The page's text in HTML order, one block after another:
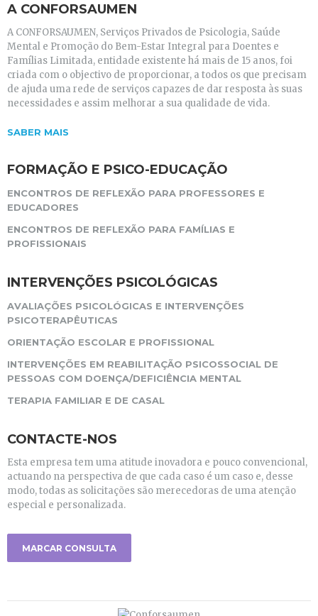
A CONFORSAUMEN
A CONFORSAUMEN, Serviços Privados de Psicologia, Saúde
Mental e Promoção do Bem-Estar Integral para Doentes e
Famílias Limitada, entidade existente há mais de 15 anos, foi
criada com o objectivo de proporcionar, a todos os que precisam
de ajuda uma rede de serviços capazes de dar resposta às suas
necessidades e assim melhorar a sua qualidade de vida.
SABER MAIS
FORMAÇÃO E PSICO-EDUCAÇÃO
ENCONTROS DE REFLEXÃO PARA PROFESSORES E
EDUCADORES
ENCONTROS DE REFLEXÃO PARA FAMÍLIAS E
PROFISSIONAIS
INTERVENÇÕES PSICOLÓGICAS
AVALIAÇÕES PSICOLÓGICAS E INTERVENÇÕES
PSICOTERAPÊUTICAS
ORIENTAÇÃO ESCOLAR E PROFISSIONAL
INTERVENÇÕES EM REABILITAÇÃO PSICOSSOCIAL DE
PESSOAS COM DOENÇA/DEFICIÊNCIA MENTAL
TERAPIA FAMILIAR E DE CASAL
CONTACTE-NOS
Esta empresa tem uma atitude inovadora e pouco convencional,
actuando na perspectiva de que cada caso é um caso e, desse
modo, todas as solicitações são merecedoras de uma atenção
especial e personalizada.
MARCAR CONSULTA